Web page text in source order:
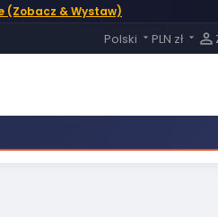
(Zobacz & Wystaw)
Język:
Polski  PLN zł  